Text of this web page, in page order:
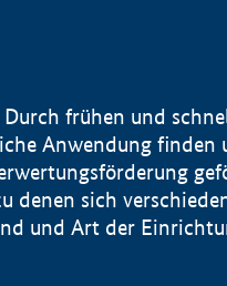
frühen und
Anwendung finden
denen sich
und Art der